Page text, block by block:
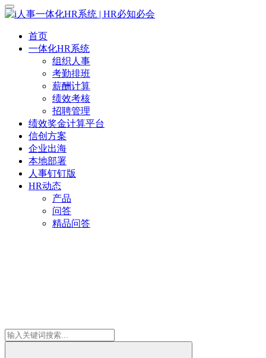
首页
一体化HR系统
组织人事
考勤排班
薪酬计算
绩效考核
招聘管理
绩效奖金计算平台
信创方案
企业出海
本地部署
人事钉钉版
HR动态
产品
问答
精品问答